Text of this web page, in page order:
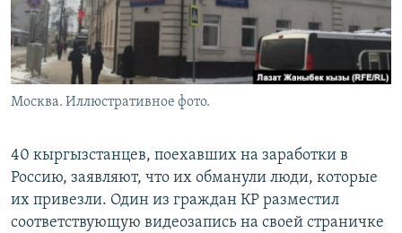
Москва. Иллюстративное фото.
40 кыргызстанцев, поехавших на заработки в
Россию, заявляют, что их обманули люди, которые
их привезли. Один из граждан КР разместил
соответствующую видеозапись на своей страничке